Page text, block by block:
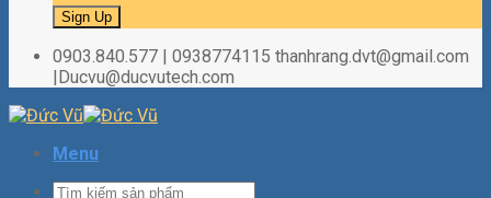
0903.840.577 | 0938774115 thanhrang.dvt@gmail.com
|Ducvu@ducvutech.com
Menu